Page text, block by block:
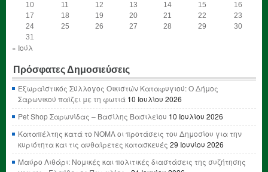
10
11 12 13 14 15
16
17
18 19 20 21 22
23
24
25 26 27 28 29
30
31
« Ιούλ
Πρόσφατες Δημοσιεύσεις
Εξωραϊστικός Σύλλογος Οικιστών Καταφυγιού: Ο Δήμος
Σαρωνικού παίζει με τη φωτιά 10 Ιουλίου 2026
Pet Shop Σαρωνίδας – Βασίλης Βασιλείου 10 Ιουλίου 2026
Καταπέλτης κατά το ΝΟΜΛ οι προτάσεις του Δημοσίου για την
κυριότητα και τις αυθαίρετες κατασκευές 29 Ιουνίου 2026
Μαύρο Λιθάρι: Νομικές και πολιτικές διαστάσεις της συζήτησης